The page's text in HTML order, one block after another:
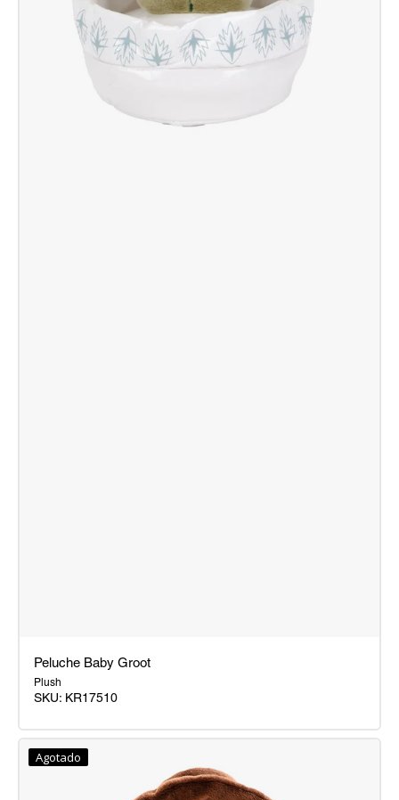
Peluche
Baby
Peluche Baby Groot
Plush
SKU: KR17510
Agotado